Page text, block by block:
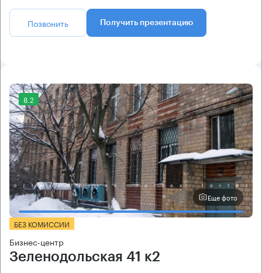
Позвонить Получить презентацию
8.2
Еще фото
БЕЗ КОМИССИИ
Бизнес-центр
Зеленодольская 41 к2